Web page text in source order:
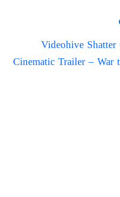
Videohive
Cinematic Trailer – War